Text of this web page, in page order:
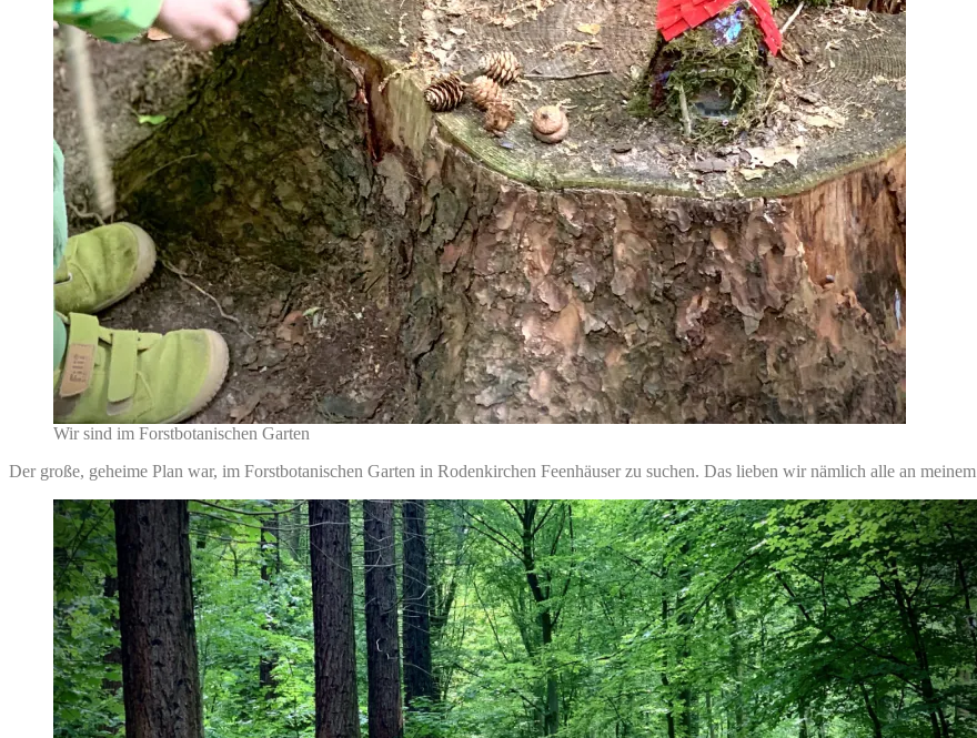
Wir sind im Forstbotanischen Garten
Der große, geheime Plan war, im Forstbotanischen Garten in Rodenkirchen Feenhäuser zu suchen. Das lieben wir nämlich alle an meinem